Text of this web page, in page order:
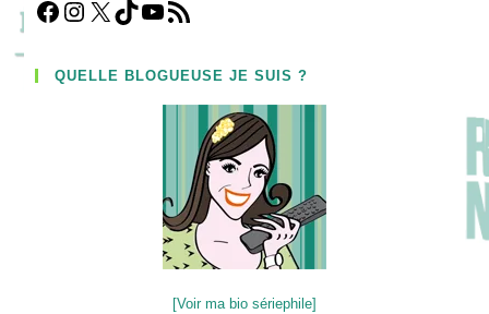
Facebook
Instagram
X TikTokYouTube
Flux RSS
QUELLE BLOGUEUSE JE SUIS ?
[Voir ma bio sériephile]